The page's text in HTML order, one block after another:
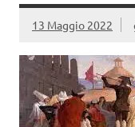
13 Maggio 2022